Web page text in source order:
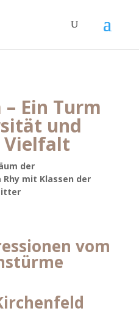
Ein Turm
und
Vielfalt
der
mit Klassen der
vom